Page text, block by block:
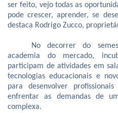
ser feito, vejo todas as
pode crescer, aprender, se
destaca Rodrigo Zucco,
No decorrer do
academia do mercado,
participam de atividades em
tecnologias educacionais e
para desenvolver
enfrentar as demandas de
complexa.